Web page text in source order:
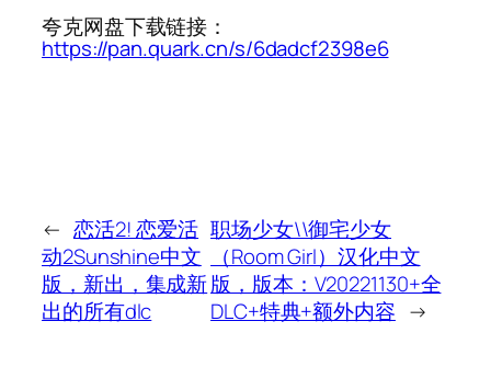
夸克网盘下载链接：
https://pan.quark.cn/s/6dadcf2398e6
← 恋活2! 恋爱活
动2Sunshine中文
版，新出，集成新
出的所有dlc
职场少女\\御宅少女
（Room Girl）汉化中文
版，版本：V20221130+全
DLC+特典+额外内容 →